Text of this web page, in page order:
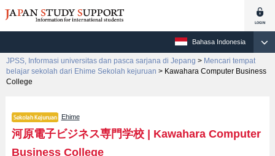
Bahasa Indonesia
JPSS, Informasi universitas dan pasca sarjana di Jepang > Mencari tempat
belajar sekolah dari Ehime Sekolah kejuruan > Kawahara Computer Business
College
Ehime
河原電子ビジネス専門学校| Kawahara Computer
Business College